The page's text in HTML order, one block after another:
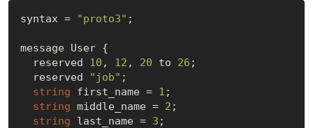
syntax = "proto3" ;
message User {
  reserved
10 , 12 , 20 to 26 ;
  reserved
"job" ;
string first_name = 1 ;
string middle_name = 2 ;
string last_name = 3 ;